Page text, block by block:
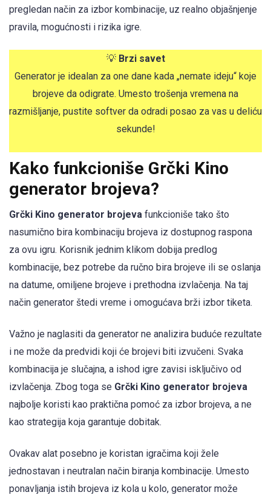
pregledan način za izbor kombinacije, uz realno objašnjenje
pravila, mogućnosti i rizika igre.
💡 Brzi savet
Generator je idealan za one dane kada „nemate ideju“ koje
brojeve da odigrate. Umesto trošenja vremena na
razmišljanje, pustite softver da odradi posao za vas u deliću
sekunde!
Kako funkcioniše Grčki Kino
generator brojeva?
Grčki Kino generator brojeva funkcioniše tako što
nasumično bira kombinaciju brojeva iz dostupnog raspona
za ovu igru. Korisnik jednim klikom dobija predlog
kombinacije, bez potrebe da ručno bira brojeve ili se oslanja
na datume, omiljene brojeve i prethodna izvlačenja. Na taj
način generator štedi vreme i omogućava brži izbor tiketa.
Važno je naglasiti da generator ne analizira buduće rezultate
i ne može da predvidi koji će brojevi biti izvučeni. Svaka
kombinacija je slučajna, a ishod igre zavisi isključivo od
izvlačenja. Zbog toga se Grčki Kino generator brojeva
najbolje koristi kao praktična pomoć za izbor brojeva, a ne
kao strategija koja garantuje dobitak.
Ovakav alat posebno je koristan igračima koji žele
jednostavan i neutralan način biranja kombinacije. Umesto
ponavljanja istih brojeva iz kola u kolo, generator može